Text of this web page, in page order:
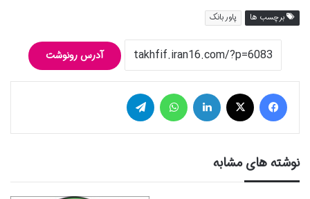
برچسب ها پاور بانک
آدرس رونوشت
فیس بوک لینکدین
نوشته های مشابه